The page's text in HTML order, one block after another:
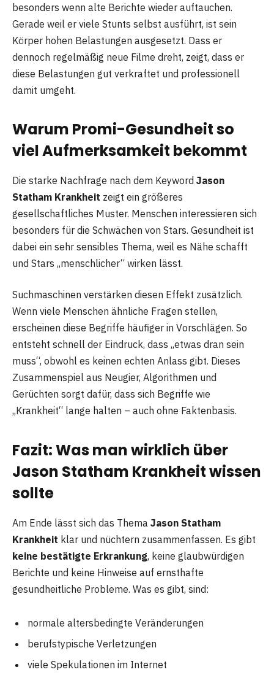
besonders wenn alte Berichte wieder auftauchen.
Gerade weil er viele Stunts selbst ausführt, ist sein
Körper hohen Belastungen ausgesetzt. Dass er
dennoch regelmäßig neue Filme dreht, zeigt, dass er
diese Belastungen gut verkraftet und professionell
damit umgeht.
Warum Promi-Gesundheit so
viel Aufmerksamkeit bekommt
Die starke Nachfrage nach dem Keyword Jason
Statham Krankheit zeigt ein größeres
gesellschaftliches Muster. Menschen interessieren sich
besonders für die Schwächen von Stars. Gesundheit ist
dabei ein sehr sensibles Thema, weil es Nähe schafft
und Stars „menschlicher“ wirken lässt.
Suchmaschinen verstärken diesen Effekt zusätzlich.
Wenn viele Menschen ähnliche Fragen stellen,
erscheinen diese Begriffe häufiger in Vorschlägen. So
entsteht schnell der Eindruck, dass „etwas dran sein
muss“, obwohl es keinen echten Anlass gibt. Dieses
Zusammenspiel aus Neugier, Algorithmen und
Gerüchten sorgt dafür, dass sich Begriffe wie
„Krankheit“ lange halten – auch ohne Faktenbasis.
Fazit: Was man wirklich über
Jason Statham Krankheit wissen
sollte
Am Ende lässt sich das Thema Jason Statham
Krankheit klar und nüchtern zusammenfassen. Es gibt
keine bestätigte Erkrankung, keine glaubwürdigen
Berichte und keine Hinweise auf ernsthafte
gesundheitliche Probleme. Was es gibt, sind:
normale altersbedingte Veränderungen
berufstypische Verletzungen
viele Spekulationen im Internet